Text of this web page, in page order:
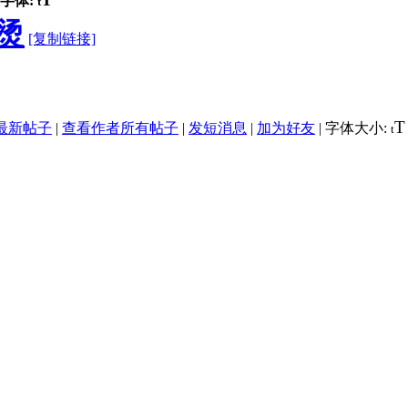
[复制链接]
新帖子 | 查看作者所有帖子 | 发短消息 | 加为好友 | 字体大小: tT